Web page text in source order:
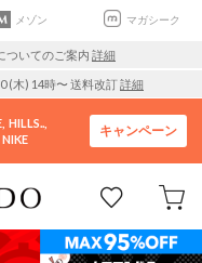
メゾン マガシーク
ついてのご案内 詳細
(木) 14時〜 送料改訂詳細
HILLS..
NIKE
キャンペーン